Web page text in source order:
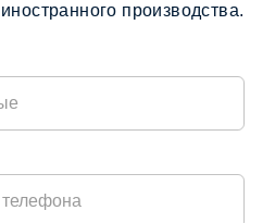
производства.